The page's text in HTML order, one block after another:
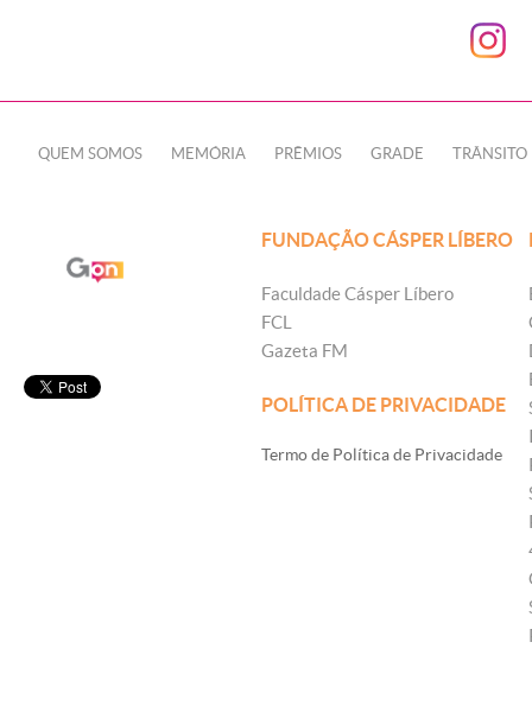
QUEM SOMOS MEMÓRIA PRÊMIOS GRADE TRÂNSITO
FUNDAÇÃO CÁSPER LÍBERO
Faculdade Cásper Líbero
FCL
Gazeta FM
POLÍTICA DE PRIVACIDADE
Termo de Política de Privacidade